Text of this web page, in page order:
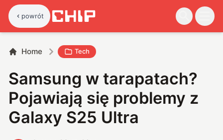
powrót
Home Tech
Samsung w tarapatach?
Pojawiają się problemy z
Galaxy S25 Ultra